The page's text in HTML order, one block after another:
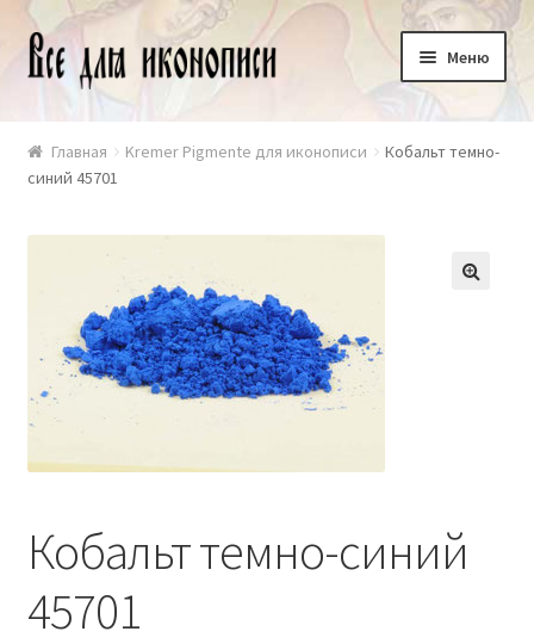
Перейти
к
навигации
Перейти
к
содержимому
Меню
+7 916 481 92 12
Оплата и доставка
Контакты
Главная Kremer Pigmente для иконописи
Кобальт темно-
синий 45701
Кобальт темно-синий
45701